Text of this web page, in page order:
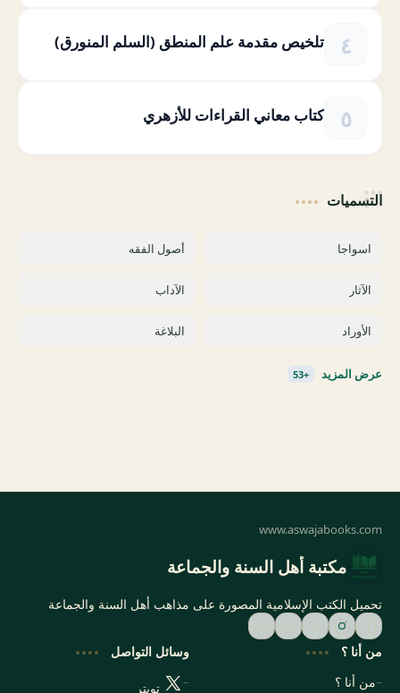
تلخيص مقدمة علم المنطق (السلم المنورق)
كتاب معاني القراءات للأزهري
التسميات
مكتبة أهل السنة والجماعة
تحميل الكتب الإسلامية المصورة على مذاهب أهل السنة والجماعة
من أنا ؟
من أنا ؟
وسائل التواصل
تويتر